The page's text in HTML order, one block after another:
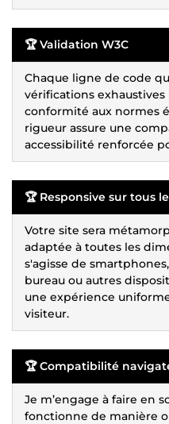
🏆 Validation W3C
Chaque ligne de code
vérifications
conformité aux normes
rigueur assure une
accessibilité renforcée
🏆 Responsive sur tous
Votre site sera
adaptée à toutes les
s'agisse de
bureau ou autres
une expérience
visiteur.
🏆 Compatibilité
Je m’engage à faire en
fonctionne de manière